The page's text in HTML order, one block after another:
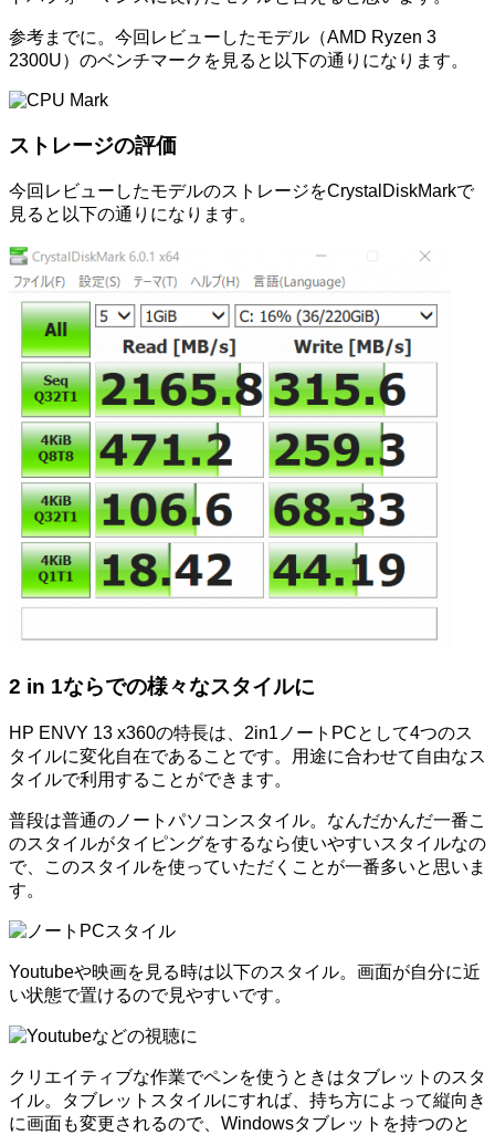
参考までに。今回レビューしたモデル（AMD Ryzen 3
2300U）のベンチマークを見ると以下の通りになります。
ストレージの評価
今回レビューしたモデルのストレージをCrystalDiskMarkで
見ると以下の通りになります。
2 in 1ならでの様々なスタイルに
HP ENVY 13 x360の特長は、2in1ノートPCとして4つのス
タイルに変化自在であることです。用途に合わせて自由なス
タイルで利用することができます。
普段は普通のノートパソコンスタイル。なんだかんだ一番こ
のスタイルがタイピングをするなら使いやすいスタイルなの
で、このスタイルを使っていただくことが一番多いと思いま
す。
Youtubeや映画を見る時は以下のスタイル。画面が自分に近
い状態で置けるので見やすいです。
クリエイティブな作業でペンを使うときはタブレットのスタ
イル。タブレットスタイルにすれば、持ち方によって縦向き
に画面も変更されるので、Windowsタブレットを持つのと